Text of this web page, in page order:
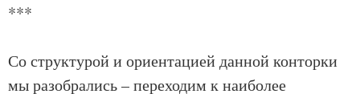
***
Со структурой и ориентацией данной конторки
мы разобрались – переходим к наиболее